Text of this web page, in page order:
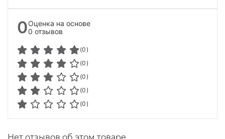
0Оценка на основе
0 отзывов
(0)
(0)
(0)
(0)
(0)